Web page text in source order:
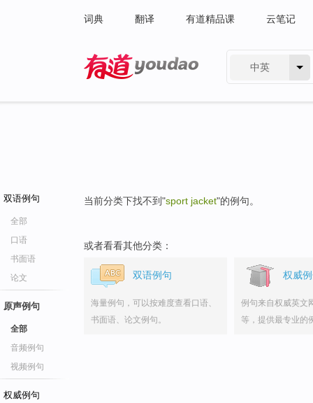
词典 翻译 有道精品课 云笔记
中英
双语例句
全部
口语
书面语
论文
原声例句
全部
音频例句
视频例句
权威例句
当前分类下找不到"sport jacket"的例句。
或者看看其他分类：
双语例句
海量例句，可以按难度查看口语、
书面语、论文例句。
权威
例句来自权威英文
等，提供最专业的